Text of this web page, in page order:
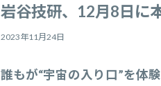
岩谷技研、12月8日に
2023年11月24日
誰もが“宇宙の入り口”を体